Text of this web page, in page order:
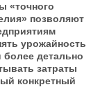
«точного
позволяют
урожайность
более детально
затраты
конкретный